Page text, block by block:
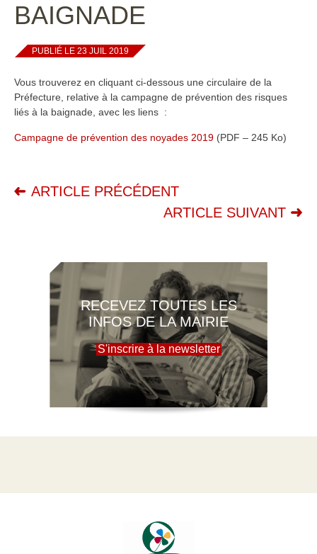
BAIGNADE
PUBLIÉ LE 23 JUIL 2019
Vous trouverez en cliquant ci-dessous une circulaire de la
Préfecture, relative à la campagne de prévention des risques
liés à la baignade, avec les liens :
Campagne de prévention des noyades 2019 (PDF – 245 Ko)
ARTICLE PRÉCÉDENT
ARTICLE SUIVANT
RECEVEZ TOUTES LES
INFOS DE LA MAIRIE
S'inscrire à la newsletter